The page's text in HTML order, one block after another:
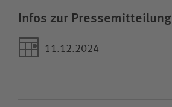
Infos zur Pressemitteilung
11.12.2024